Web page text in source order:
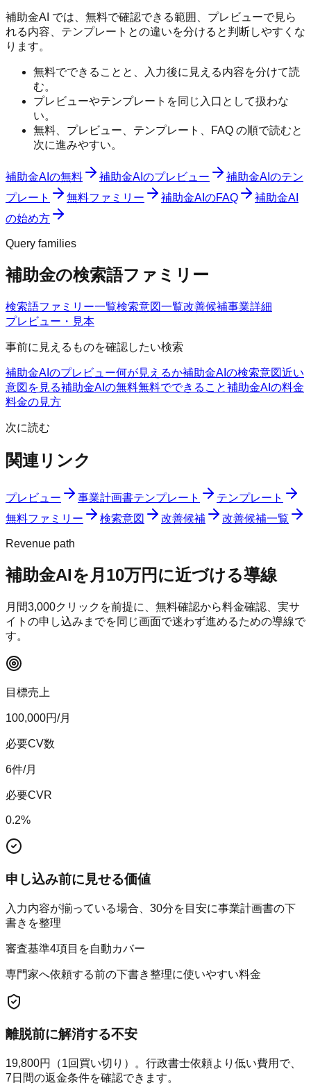
補助金AI では、無料で確認できる範囲、プレビューで見ら
れる内容、テンプレートとの違いを分けると判断しやすくな
ります。
無料でできることと、入力後に見える内容を分けて読
む。
プレビューやテンプレートを同じ入口として扱わな
い。
無料、プレビュー、テンプレート、FAQ の順で読むと
次に進みやすい。
補助金AIの無料 補助金AIのプレビュー
補助金AIのテン
プレート
無料ファミリー 補助金AIのFAQ
補助金AI
の始め方
Query families
補助金の検索語ファミリー
検索語ファミリー一覧検索意図一覧改善候補事業詳細
プレビュー・見本
事前に見えるものを確認したい検索
補助金AIのプレビュー何が見えるか補助金AIの検索意図近い
意図を見る補助金AIの無料無料でできること補助金AIの料金
料金の見方
次に読む
関連リンク
プレビュー 事業計画書テンプレート
テンプレート
無料ファミリー
検索意図 改善候補 改善候補一覧
Revenue path
補助金AIを月10万円に近づける導線
月間3,000クリックを前提に、無料確認から料金確認、実サ
イトの申し込みまでを同じ画面で迷わず進めるための導線で
す。
目標売上
100,000円/月
必要CV数
6件/月
必要CVR
0.2%
申し込み前に見せる価値
入力内容が揃っている場合、30分を目安に事業計画書の下
書きを整理
審査基準4項目を自動カバー
専門家へ依頼する前の下書き整理に使いやすい料金
離脱前に解消する不安
19,800円（1回買い切り）。行政書士依頼より低い費用で、
7日間の返金条件を確認できます。